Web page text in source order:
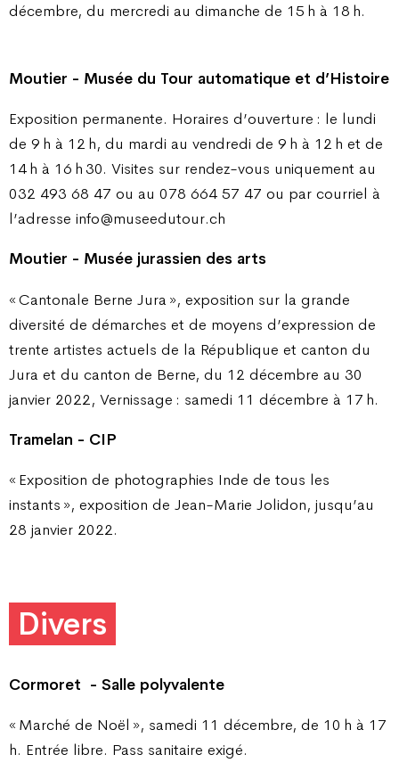
décembre, du mercredi au dimanche de 15 h à 18 h.
Moutier - Musée du Tour automatique et d’Histoire
Exposition permanente. Horaires d’ouverture : le lundi
de 9 h à 12 h, du mardi au vendredi de 9 h à 12 h et de
14 h à 16 h 30. Visites sur rendez-vous uniquement au
032 493 68 47 ou au 078 664 57 47 ou par courriel à
l’adresse info@museedutour.ch
Moutier - Musée jurassien des arts
« Cantonale Berne Jura », exposition sur la grande
diversité de démarches et de moyens d’expression de
trente artistes actuels de la République et canton du
Jura et du canton de Berne, du 12 décembre au 30
janvier 2022, Vernissage : samedi 11 décembre à 17 h.
Tramelan - CIP
« Exposition de photographies Inde de tous les
instants », exposition de Jean-Marie Jolidon, jusqu’au
28 janvier 2022.
Divers
Cormoret - Salle polyvalente
« Marché de Noël », samedi 11 décembre, de 10 h à 17
h. Entrée libre. Pass sanitaire exigé.